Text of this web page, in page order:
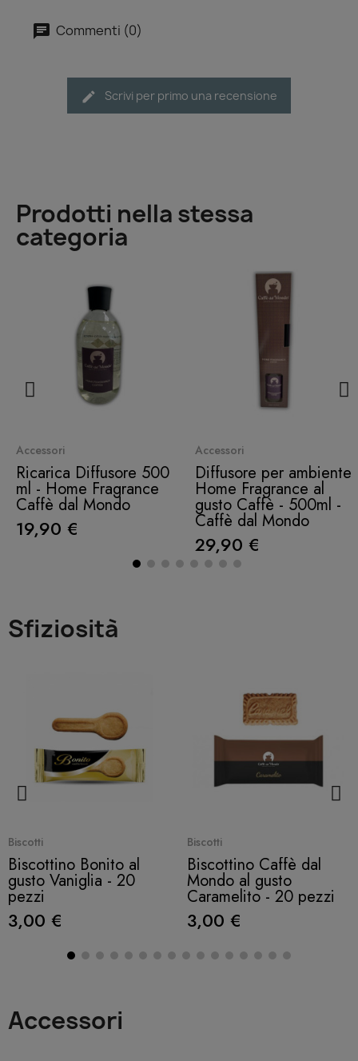
Commenti (0)
Scrivi per primo una recensione
Prodotti nella stessa
categoria
Accessori
Ricarica Diffusore 500
ml - Home Fragrance
Caffè dal Mondo
19,90 €
Accessori
Diffusore per ambiente
Home Fragrance al
gusto Caffè - 500ml -
Caffè dal Mondo
29,90 €
Sfiziosità
Biscotti
Biscottino Bonito al
gusto Vaniglia - 20
pezzi
3,00 €
Biscotti
Biscottino Caffè dal
Mondo al gusto
Caramelito - 20 pezzi
3,00 €
Accessori